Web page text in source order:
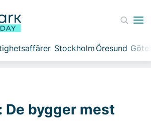
Stockholm Öresund
De bygger mest